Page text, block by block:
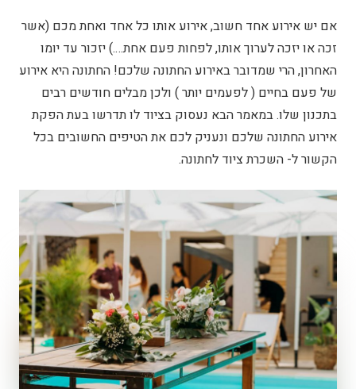
אם יש אירוע אחד חשוב, אירוע אותו כל אחד ואחת מכם (אשר
זכה או יזכה לערוך אותו, לפחות פעם אחת….) יזכור עד יומו
האחרון, הרי שמדובר באירוע החתונה שלכם! החתונה היא אירוע
של פעם בחיים ( לפעמים יותר ) ולכן מבלים חודשים רבים
בתכנון שלו. במאמר הבא נעסוק בציוד לו תדרשו בעת הפקת
אירוע החתונה שלכם ונעניק לכם את הטיפים החשובים בכל
הקשור ל- השכרת ציוד לחתונה.